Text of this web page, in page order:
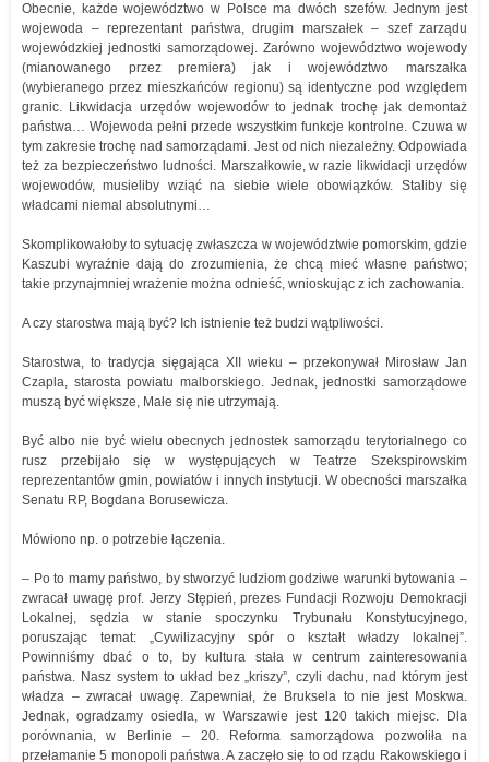
Obecnie, każde województwo w Polsce ma dwóch szefów. Jednym jest
wojewoda – reprezentant państwa, drugim marszałek – szef zarządu
wojewódzkiej jednostki samorządowej. Zarówno województwo wojewody
(mianowanego przez premiera) jak i województwo marszałka
(wybieranego przez mieszkańców regionu) są identyczne pod względem
granic. Likwidacja urzędów wojewodów to jednak trochę jak demontaż
państwa… Wojewoda pełni przede wszystkim funkcje kontrolne. Czuwa w
tym zakresie trochę nad samorządami. Jest od nich niezależny. Odpowiada
też za bezpieczeństwo ludności. Marszałkowie, w razie likwidacji urzędów
wojewodów, musieliby wziąć na siebie wiele obowiązków. Staliby się
władcami niemal absolutnymi…
Skomplikowałoby to sytuację zwłaszcza w województwie pomorskim, gdzie
Kaszubi wyraźnie dają do zrozumienia, że chcą mieć własne państwo;
takie przynajmniej wrażenie można odnieść, wnioskując z ich zachowania.
A czy starostwa mają być? Ich istnienie też budzi wątpliwości.
Starostwa, to tradycja sięgająca XII wieku – przekonywał Mirosław Jan
Czapla, starosta powiatu malborskiego. Jednak, jednostki samorządowe
muszą być większe, Małe się nie utrzymają.
Być albo nie być wielu obecnych jednostek samorządu terytorialnego co
rusz przebijało się w występujących w Teatrze Szekspirowskim
reprezentantów gmin, powiatów i innych instytucji. W obecności marszałka
Senatu RP, Bogdana Borusewicza.
Mówiono np. o potrzebie łączenia.
– Po to mamy państwo, by stworzyć ludziom godziwe warunki bytowania –
zwracał uwagę prof. Jerzy Stępień, prezes Fundacji Rozwoju Demokracji
Lokalnej, sędzia w stanie spoczynku Trybunału Konstytucyjnego,
poruszając temat: „Cywilizacyjny spór o kształt władzy lokalnej”.
Powinniśmy dbać o to, by kultura stała w centrum zainteresowania
państwa. Nasz system to układ bez „kriszy”, czyli dachu, nad którym jest
władza – zwracał uwagę. Zapewniał, że Bruksela to nie jest Moskwa.
Jednak, ogradzamy osiedla, w Warszawie jest 120 takich miejsc. Dla
porównania, w Berlinie – 20. Reforma samorządowa pozwoliła na
przełamanie 5 monopoli państwa. A zaczęło się to od rządu Rakowskiego i